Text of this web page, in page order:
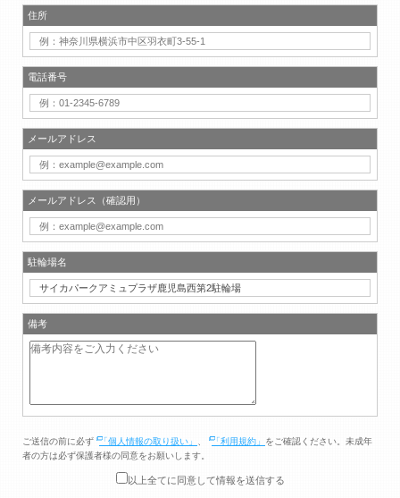
住所
電話番号
メールアドレス
メールアドレス（確認用）
駐輪場名
備考
ご送信の前に必ず 「個人情報の取り扱い」 「利用規約」 をご確認ください。未成年
者の方は必ず保護者様の同意をお願いします。
以上全てに同意して情報を送信する